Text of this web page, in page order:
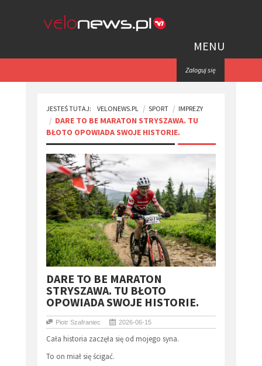
MENU
Zaloguj się
JESTEŚ TUTAJ: VELONEWS.PL SPORT IMPREZY
DARE TO BE MARATON STRYSZAWA. TU
BŁOTO OPOWIADA SWOJE HISTORIE.
DARE TO BE MARATON
STRYSZAWA. TU BŁOTO
OPOWIADA SWOJE HISTORIE.
Piotr Szafraniec 2026-06-15
Cała historia zaczęła się od mojego syna.
To on miał się ścigać.